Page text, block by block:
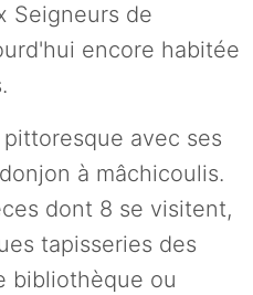
Seigneurs de
encore habitée
avec ses
à mâchicoulis.
dont 8 se visitent,
tapisseries des
bibliothèque ou